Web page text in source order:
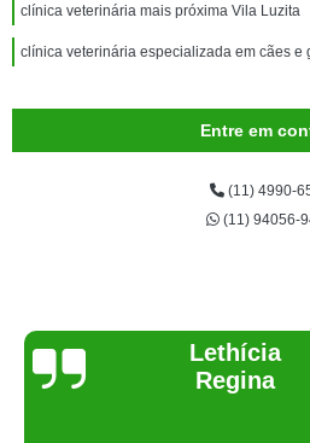
clínica veterinária mais próxima Vila Luzita
clínica veterinária especializada em cães e
Entre em
(11) 4990-
(11) 94056-
Joelma Lilian